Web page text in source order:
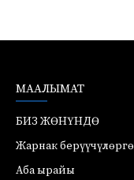
МААЛЫМАТ
БИЗ ЖӨНҮНДӨ
Жарнак берүүчүлөргө
Аба ырайы